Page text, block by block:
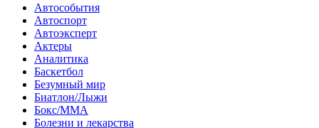
Автособытия
Автоспорт
Автоэксперт
Актеры
Аналитика
Баскетбол
Безумный мир
Биатлон/Лыжи
Бокс/MMA
Болезни и лекарства